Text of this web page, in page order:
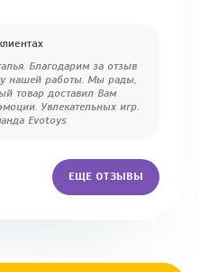
Благодарим за отзыв
нашей работы. Мы рады,
товар доставил Вам
Увлекательных игр.
Evotoys
ЕЩЕ ОТЗЫВЫ